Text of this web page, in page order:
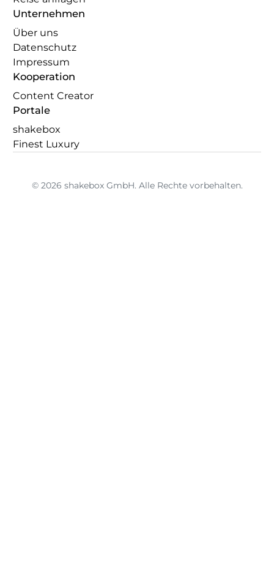
Unternehmen
Über uns
Datenschutz
Impressum
Kooperation
Content Creator
Portale
shakebox
Finest Luxury
© 2026 shakebox GmbH. Alle Rechte vorbehalten.